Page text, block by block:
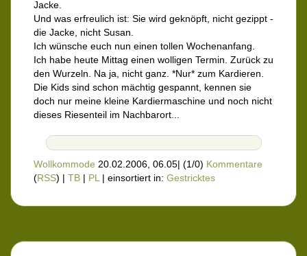
Jacke.
Und was erfreulich ist: Sie wird geknöpft, nicht gezippt -
die Jacke, nicht Susan.
Ich wünsche euch nun einen tollen Wochenanfang.
Ich habe heute Mittag einen wolligen Termin. Zurück zu
den Wurzeln. Na ja, nicht ganz. *Nur* zum Kardieren.
Die Kids sind schon mächtig gespannt, kennen sie
doch nur meine kleine Kardiermaschine und noch nicht
dieses Riesenteil im Nachbarort...
Wollkommode 20.02.2006, 06.05| (1/0) Kommentare
(RSS) | TB | PL| einsortiert in: Gestricktes